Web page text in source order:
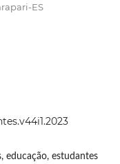
ES
educação, estudantes